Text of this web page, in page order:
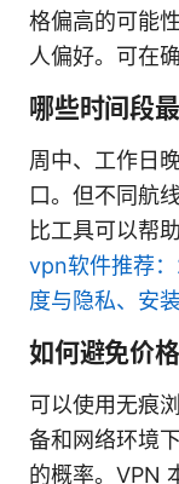
格偏高的可能
人偏好。可在
哪些时间段
周中、工作日
口。但不同航
比工具可以帮
vpn软件推荐
度与隐私、安
如何避免价
可以使用无痕
备和网络环境
的概率。VPN